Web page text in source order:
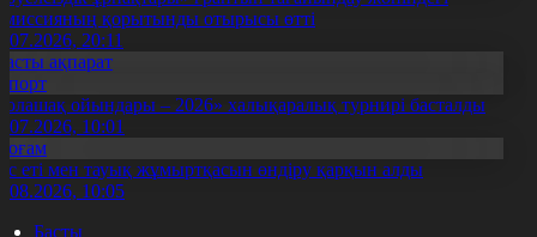
қорытынды отырысы өтті
20:11
ақпарат
ойындары – 2026» халықаралық турнирі басталды
10:01
еті мен тауық жұмыртқасын өндіру қарқын алды
10:05
Басты